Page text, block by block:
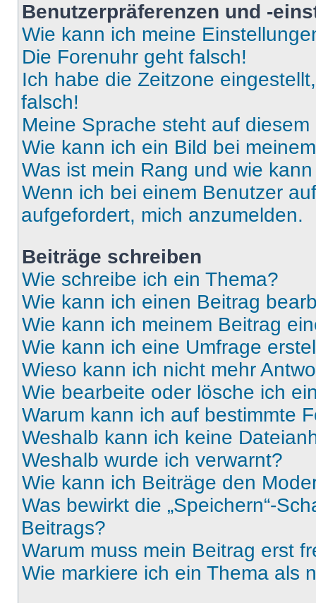
Benutzerpräferenzen und -
Wie kann ich meine
Die Forenuhr geht falsch!
Ich habe die Zeitzone
falsch!
Meine Sprache steht auf
Wie kann ich ein Bild bei
Was ist mein Rang und wie
Wenn ich bei einem Benutzer
aufgefordert, mich anzumelden.
Beiträge schreiben
Wie schreibe ich ein Thema?
Wie kann ich einen Beitrag
Wie kann ich meinem Beitrag
Wie kann ich eine Umfrage
Wieso kann ich nicht mehr
Wie bearbeite oder lösche ich
Warum kann ich auf bestimmte
Weshalb kann ich keine
Weshalb wurde ich verwarnt?
Wie kann ich Beiträge den
Was bewirkt die „Speichern“-
Beitrags?
Warum muss mein Beitrag erst
Wie markiere ich ein Thema als